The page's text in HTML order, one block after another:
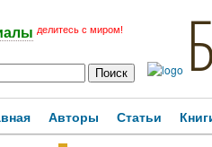
делитесь с миром!
Авторы Статьи